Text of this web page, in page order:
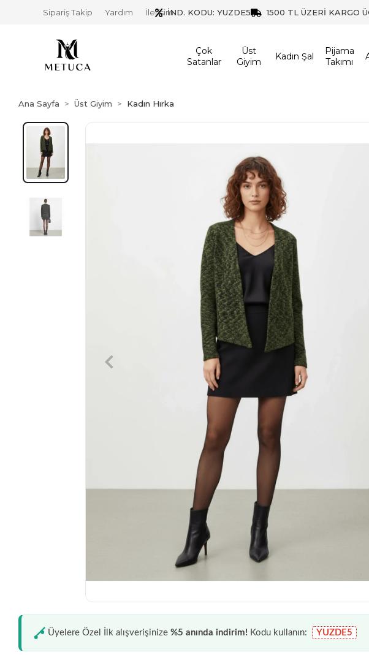
İND. KODU: YUZDE5 1500 TL ÜZERİ KARGO
Sipariş Takip Yardım İletişim
Çok
Satanlar
Üst
Giyim
Kadın Şal
Pijama
Takımı
Ana Sayfa Üst Giyim Kadın Hırka
Üyelere Özel İlk alışverişinize%5 anında indirim! Kodu kullanın: YUZDE5